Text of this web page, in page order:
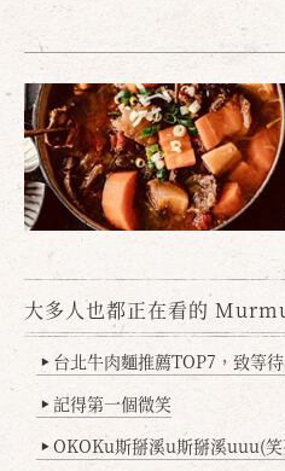
大多人也都正在看的
▶ 台北牛肉麵推薦TOP7，致等待
▶ 記得第一個微笑
▶ OKOKu斯掰溪u斯掰溪uuu(
確定